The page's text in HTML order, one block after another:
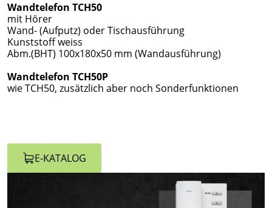
Wandtelefon TCH50
mit Hörer
Wand- (Aufputz) oder Tischausführung
Kunststoff weiss
Abm.(BHT) 100x180x50 mm (Wandausführung)
Wandtelefon TCH50P
wie TCH50, zusätzlich aber noch Sonderfunktionen
E-KATALOG